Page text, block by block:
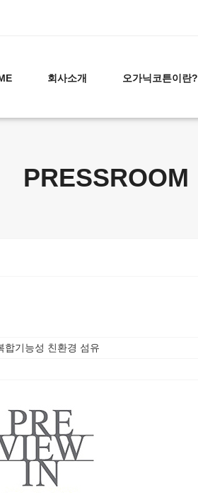
회사소개 오가닉코튼이란?
PRESSROOM
합기능성 친환경 섬유